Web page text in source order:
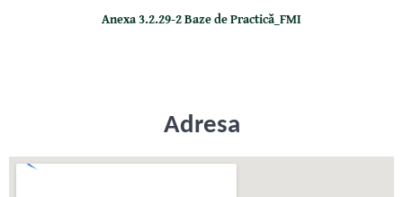
Anexa 3.2.29-2 Baze de Practică_FMI
Adresa